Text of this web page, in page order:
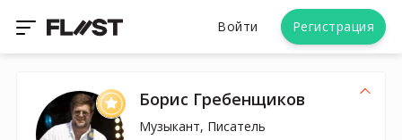
Войти Регистрация
Борис Гребенщиков
Музыкант, Писатель